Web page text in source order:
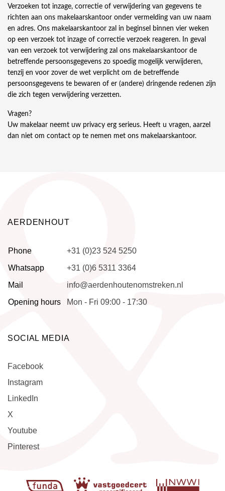
Verzoeken tot inzage, correctie of verwijdering van gegevens te
richten aan ons makelaarskantoor onder vermelding van uw naam
en adres. Ons makelaarskantoor zal in beginsel binnen vier weken
op een verzoek tot inzage of correctie verzoek reageren. In geval
van een verzoek tot verwijdering zal ons makelaarskantoor de
betreffende persoonsgegevens zo spoedig mogelijk verwijderen,
tenzij en voor zover de wet verplicht om de betreffende
persoonsgegevens te bewaren of er (andere) dringende redenen zijn
die zich tegen verwijdering verzetten.
Vragen?
Uw makelaar neemt uw privacy erg serieus. Heeft u vragen, aarzel
dan niet om contact op te nemen met ons makelaarskantoor.
AERDENHOUT
Phone
+31 (0)23 524 5250
Whatsapp
+31 (0)6 5311 3364
Mail
info@aerdenhoutenomstreken.nl
Opening hours
Mon - Fri 09:00 - 17:30
SOCIAL MEDIA
Facebook
Instagram
LinkedIn
X
Youtube
Pinterest